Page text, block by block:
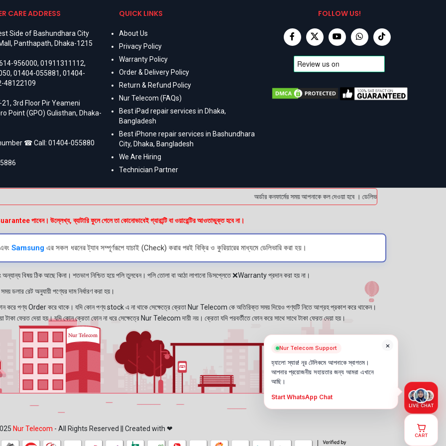
CARE ADDRESS
Side of Bashundhara City
Panthapath, Dhaka-1215
956000,01911311112,
,01404-055881,01404-
48122109
21, 3rd Floor Pir Yeameni
Point (GPO) Gulisthan, Dhaka-
☎ Call:01404-055880
QUICK LINKS
About Us
Privacy Policy
Warranty Policy
Order & Delivery Policy
Return & Refund Policy
Nur Telecom (FAQs)
Best iPad repair services in Dhaka,
Bangladesh
Best iPhone repair services in Bashundhara
City, Dhaka, Bangladesh
We Are Hiring
Technician Partner
FOLLOW US!
অর্ডার কনফার্মের সময় আপনাকে কল দেওয়া হবে । ডেলিভারি চার্জটা অগ্রিম (bKash/
পাবেন। উল্লেখ্য, ব্যাটারি ফুলে গেলে তা কোনোভাবেই গ্যারান্টি বা ওয়ারেন্টির আওতাভুক্ত হবে না।
এবংSamsung এর সকল ধরনের ট্যাব সম্পূর্ণরূপে যাচাই (Check) করার পরই বিক্রি ও কুরিয়ারের মাধ্যমে ডেলিভারি করা হয়।
বিষয় ঠিক আছে কিনা। শতভাগ নিশ্চিত হয়ে পলি তুলবেন। পলি তোলা বা আঠা লাগানো ডিসপ্লেতে ❌Warranty প্রদান করা হয় না।
ডলার রেট অনুযায়ী পণ্যের দাম নির্ধারণ করা হয়।
পণ্য Order করে থাকে। যদি কোন পণ্য stock এ না থাকে সেক্ষেত্রে ক্রেতা Nur Telecom কে অতিরিক্ত সময় দিয়েও পণ্যটি নিতে আগ্রহ প্রকাশ করে থাকেন।
টাকা ফেরত দেয়া হয়। যদি কোন ক্রেতা ফোন না ধরে সেক্ষেত্রে Nur Telecom দায়ী নয়। ক্রেতা যদি পরবর্তীতে ফোন করে সাথে সাথে টাকা ফেরত দেয়া হয়।
Nur Telecom - All Rights Reserved || Created with ❤
×
Nur Telecom Support
হ্যালো স্যার! নূর টেলিকমে আপনাকে স্বাগতম।
আপনার প্রয়োজনীয় সহায়তার জন্য আমরা এখানে
আছি।
Start WhatsApp Chat
LIVE CHAT
CART